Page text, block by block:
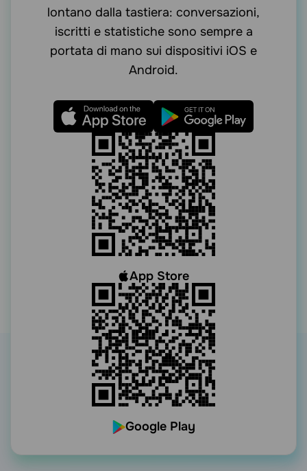
lontano dalla tastiera: conversazioni,
iscritti e statistiche sono sempre a
portata di mano sui dispositivi iOS e
Android.
App Store
Google Play